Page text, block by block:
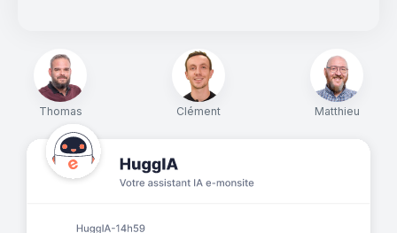
Thomas Clément Matthieu